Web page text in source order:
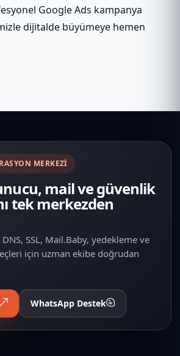
Google Ads kampanya
dijitalde büyümeye hemen
MERKEZI
mail ve güvenlik
tek merkezden
SSL, Mail.Baby, yedekleme ve
için uzman ekibe doğrudan
WhatsApp Destek